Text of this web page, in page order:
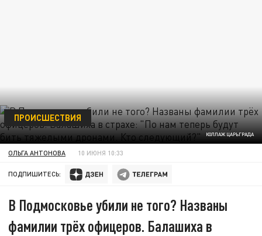
КОЛЛАЖ ЦАРЬГРАДА
ПРОИСШЕСТВИЯ
ОЛЬГА АНТОНОВА 10 ИЮНЯ 10:33
ПОДПИШИТЕСЬ:
В Подмосковье убили не того? Названы
фамилии трёх офицеров. Балашиха в